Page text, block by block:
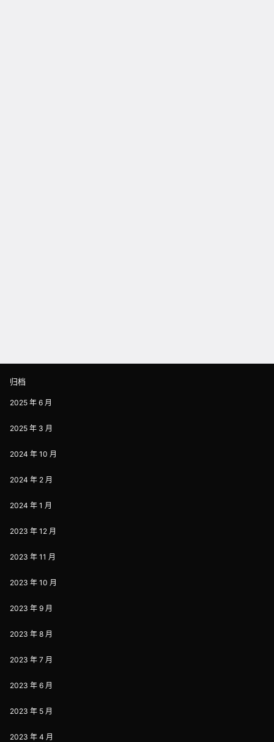
归档
2025 年 6 月
2025 年 3 月
2024 年 10 月
2024 年 2 月
2024 年 1 月
2023 年 12 月
2023 年 11 月
2023 年 10 月
2023 年 9 月
2023 年 8 月
2023 年 7 月
2023 年 6 月
2023 年 5 月
2023 年 4 月